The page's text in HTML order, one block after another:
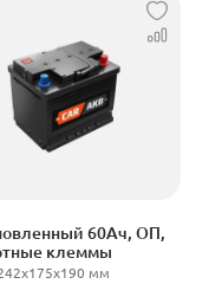
60Ач, ОП,
клеммы
мм